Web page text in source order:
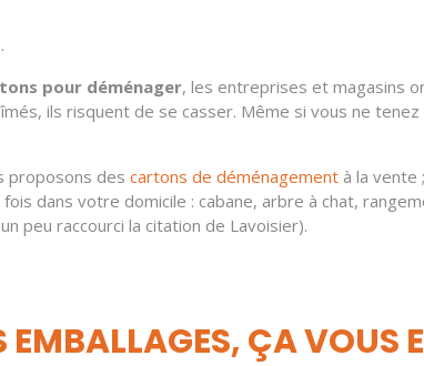
pour déménager, les entreprises et magasins
ils risquent de se casser. Même si vous ne
proposons des cartons de déménagement à la vente
dans votre domicile : cabane, arbre à chat,
peu raccourci la citation de Lavoisier).
EMBALLAGES, ÇA VOUS